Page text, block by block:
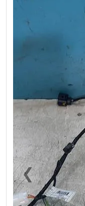
❮Previous